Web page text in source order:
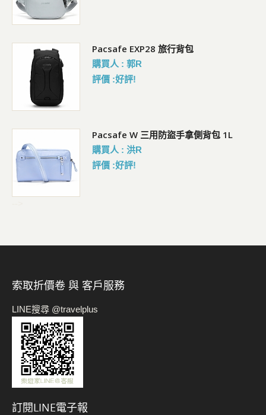
Pacsafe EXP28 旅行背包
購買人 : 郭R
評價 :好評!
Pacsafe W 三用防盜手拿側背包 1L
購買人 : 洪R
評價 :好評!
索取折價卷 與 客戶服務
LINE搜尋 @travelplus
訂閱LINE電子報